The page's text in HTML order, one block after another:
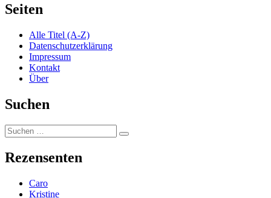
Seiten
Alle Titel (A-Z)
Datenschutzerklärung
Impressum
Kontakt
Über
Suchen
Suchen
nach:
Suchen
Rezensenten
Caro
Kristine